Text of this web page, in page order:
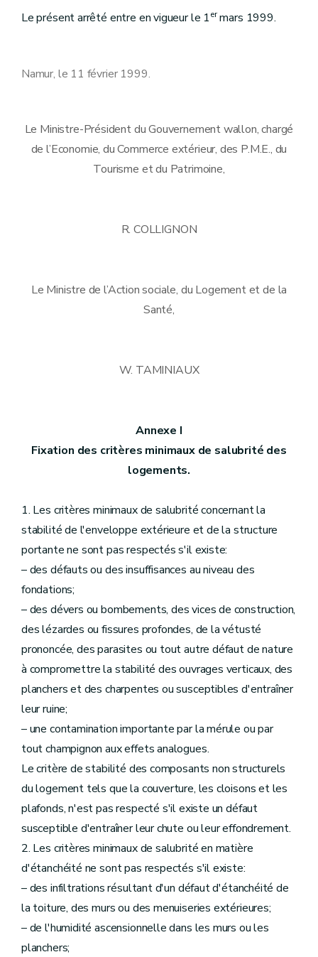
Le présent arrêté entre en vigueur le 1ermars 1999.
Namur, le 11 février 1999.
Le Ministre-Président du Gouvernement wallon, chargé
de l’Economie, du Commerce extérieur, des P.M.E., du
Tourisme et du Patrimoine,
R. COLLIGNON
Le Ministre de l’Action sociale, du Logement et de la
Santé,
W. TAMINIAUX
Annexe I
Fixation des critères minimaux de salubrité des
logements.
1. Les critères minimaux de salubrité concernant la
stabilité de l'enveloppe extérieure et de la structure
portante ne sont pas respectés s'il existe:
– des défauts ou des insuffisances au niveau des
fondations;
– des dévers ou bombements, des vices de construction,
des lézardes ou fissures profondes, de la vétusté
prononcée, des parasites ou tout autre défaut de nature
à compromettre la stabilité des ouvrages verticaux, des
planchers et des charpentes ou susceptibles d'entraîner
leur ruine;
– une contamination importante par la mérule ou par
tout champignon aux effets analogues.
Le critère de stabilité des composants non structurels
du logement tels que la couverture, les cloisons et les
plafonds, n'est pas respecté s'il existe un défaut
susceptible d'entraîner leur chute ou leur effondrement.
2. Les critères minimaux de salubrité en matière
d'étanchéité ne sont pas respectés s'il existe:
– des infiltrations résultant d'un défaut d'étanchéité de
la toiture, des murs ou des menuiseries extérieures;
– de l'humidité ascensionnelle dans les murs ou les
planchers;